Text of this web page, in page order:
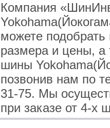
Компания
можете
размера и цены, а
шины
позвонив нам по
31-75. Мы
при заказе от 4-х